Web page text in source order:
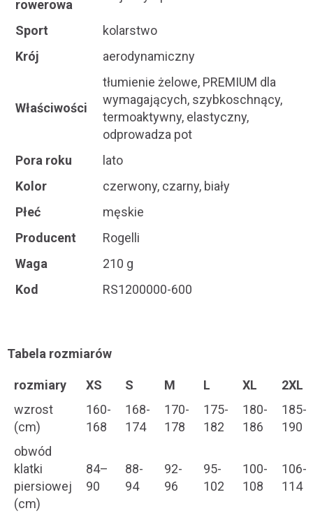
rowerowa
Sport
kolarstwo
Krój
aerodynamiczny
Właściwości
tłumienie żelowe, PREMIUM dla
wymagających, szybkoschnący,
termoaktywny, elastyczny,
odprowadza pot
Pora roku
lato
Kolor
czerwony, czarny, biały
Płeć
męskie
Producent
Rogelli
Waga
210 g
Kod
RS1200000-600
Tabela rozmiarów
rozmiary XS S M L XL
2XL
wzrost
(cm)
160-
168
168-
174
170-
178
175-
182
180-
186
185-
190
obwód
klatki
piersiowej
(cm)
84–
90
88-
94
92-
96
95-
102
100-
108
106-
114